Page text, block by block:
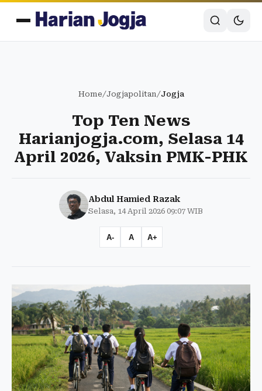
Home/Jogjapolitan/Jogja
Top Ten News
Harianjogja.com, Selasa 14
April 2026, Vaksin PMK-PHK
Abdul Hamied Razak
Selasa, 14 April 2026 09:07 WIB
A- A A+